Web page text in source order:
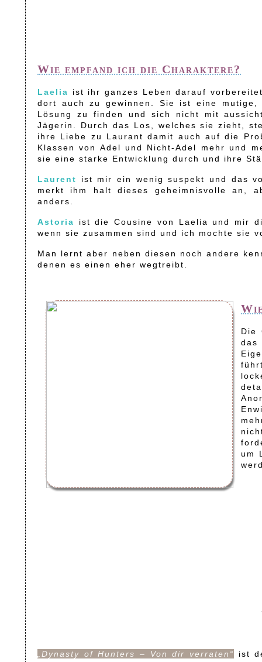
Wie empfand ich die Charaktere?
Laelia
ist ihr ganzes Leben darauf
dort auch zu gewinnen. Sie ist eine
Lösung zu finden und sich nicht mit
Jägerin. Durch das Los, welches sie zieht,
ihre Liebe zu Laurant damit auch auf die
Klassen von Adel und Nicht-Adel mehr und
sie eine starke Entwicklung durch und ihre
Laurent
ist mir ein wenig suspekt und das
merkt ihm halt dieses geheimnisvolle an,
anders.
Astoria
ist die Cousine von Laelia und mir
wenn sie zusammen sind und ich mochte sie
Man lernt aber neben diesen noch andere
denen es einen eher wegtreibt.
Die
das
um
„Dynasty of Hunters – Von dir verraten“
ist